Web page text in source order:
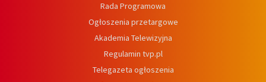
Rada Programowa
Ogłoszenia przetargowe
Akademia Telewizyjna
Regulamin tvp.pl
Telegazeta ogłoszenia